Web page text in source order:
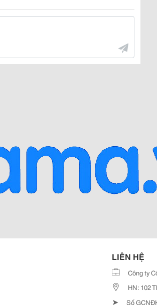
LIÊN HỆ
Công ty
HN: 102
➤ Số